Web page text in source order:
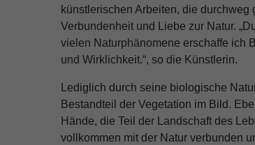
künstlerischen Arbeiten, die durchweg
Verbundenheit und Liebe zur Natur.
vielen Naturphänomene erschaffe ich
und Wirklichkeit.“, so die Künstlerin.
Lediglich durch seine biologische
Bestandteil der Vegetation im Bild.
Hände, die Teil der Landschaft des
vollkommen mit der Natur verbunden